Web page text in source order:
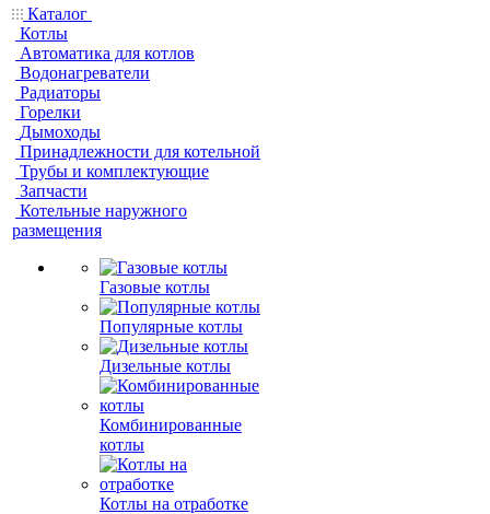
Каталог
Котлы
Автоматика для котлов
Водонагреватели
Радиаторы
Горелки
Дымоходы
Принадлежности для котельной
Трубы и комплектующие
Запчасти
Котельные наружного
размещения
Газовые котлы
Популярные котлы
Дизельные котлы
Комбинированные
котлы
Котлы на отработке